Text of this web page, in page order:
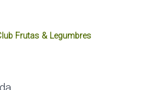
Frutas & Legumbres